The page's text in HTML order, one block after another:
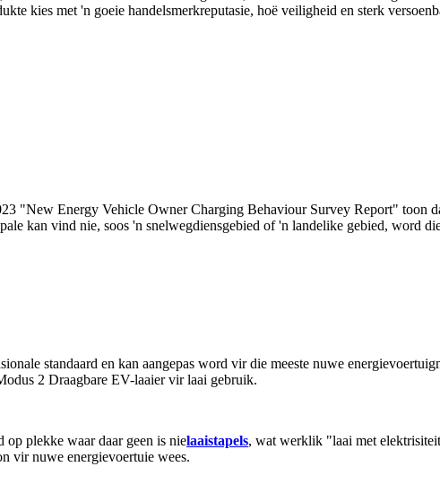
kies met 'n goeie handelsmerkreputasie, hoë veiligheid en sterk
"New Energy Vehicle Owner Charging Behaviour Survey Report" toon
kan vind nie, soos 'n snelwegdiensgebied of 'n landelike gebied, word
standaard en kan aangepas word vir die meeste nuwe
2 Draagbare EV-laaier vir laai gebruik.
op plekke waar daar geen is nielaaistapels, wat werklik "laai met
vir nuwe energievoertuie wees.